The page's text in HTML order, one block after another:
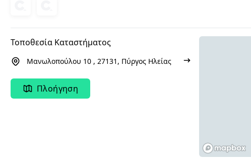
Τοποθεσία Καταστήματος
Μανωλοπούλου 10 , 27131, Πύργος Ηλείας
Πλοήγηση